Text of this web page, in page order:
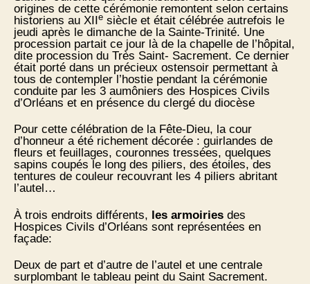
origines de cette cérémonie remontent selon certains
historiens au XIIe siècle et était célébrée autrefois le
jeudi après le dimanche de la Sainte-Trinité. Une
procession partait ce jour là de la chapelle de l’hôpital,
dite procession du Très Saint- Sacrement. Ce dernier
était porté dans un précieux ostensoir permettant à
tous de contempler l’hostie pendant la cérémonie
conduite par les 3 aumôniers des Hospices Civils
d’Orléans et en présence du clergé du diocèse
Pour cette célébration de la Fête-Dieu, la cour
d’honneur a été richement décorée : guirlandes de
fleurs et feuillages, couronnes tressées, quelques
sapins coupés le long des piliers, des étoiles, des
tentures de couleur recouvrant les 4 piliers abritant
l’autel…
À trois endroits différents, les armoiries des
Hospices Civils d’Orléans sont représentées en
façade:
Deux de part et d’autre de l’autel et une centrale
surplombant le tableau peint du Saint Sacrement.